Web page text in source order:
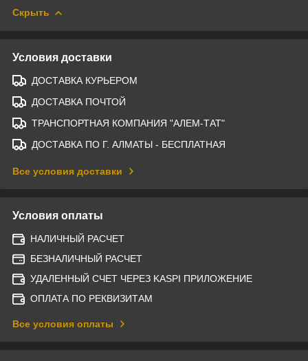
Скрыть
Условия доставки
ДОСТАВКА КУРЬЕРОМ
ДОСТАВКА ПОЧТОЙ
ТРАНСПОРТНАЯ КОМПАНИЯ "АЛЕМ-ТАТ"
ДОСТАВКА ПО Г. АЛМАТЫ - БЕСПЛАТНАЯ
Все условия доставки
Условия оплаты
НАЛИЧНЫЙ РАСЧЕТ
БЕЗНАЛИЧНЫЙ РАСЧЕТ
УДАЛЕННЫЙ СЧЕТ ЧЕРЕЗ KASPI ПРИЛОЖЕНИЕ
ОПЛАТА ПО РЕКВИЗИТАМ
Все условия оплаты